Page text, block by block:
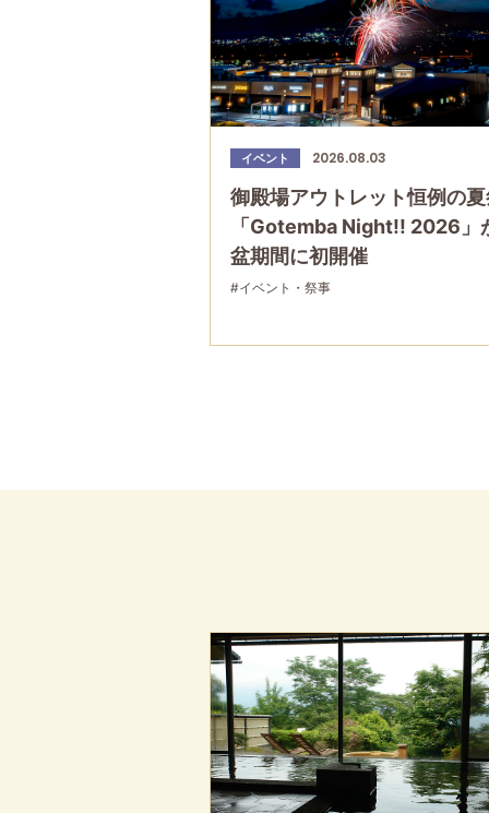
イベント 2026.08.03
御殿場アウトレット恒例の
「Gotemba Night!! 2026」
盆期間に初開催
#イベント・祭事